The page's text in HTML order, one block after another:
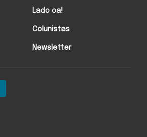
Lado oa!
Colunistas
Newsletter